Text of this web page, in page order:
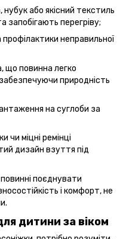
нубук або якісний текстиль
запобігають перегріву;
неправильної
що повинна легко
природність
на суглоби за
чи міцні ремінці
дизайн взуття під
поєднувати
і комфорт, не
дитини за віком